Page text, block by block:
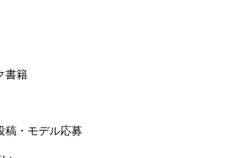
書籍
稿・モデル応募